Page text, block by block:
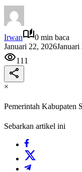
Irwan
0 min baca
Januari 22, 2026Januari
111
×
Pemerintah Kabupaten
Sebarkan artikel ini